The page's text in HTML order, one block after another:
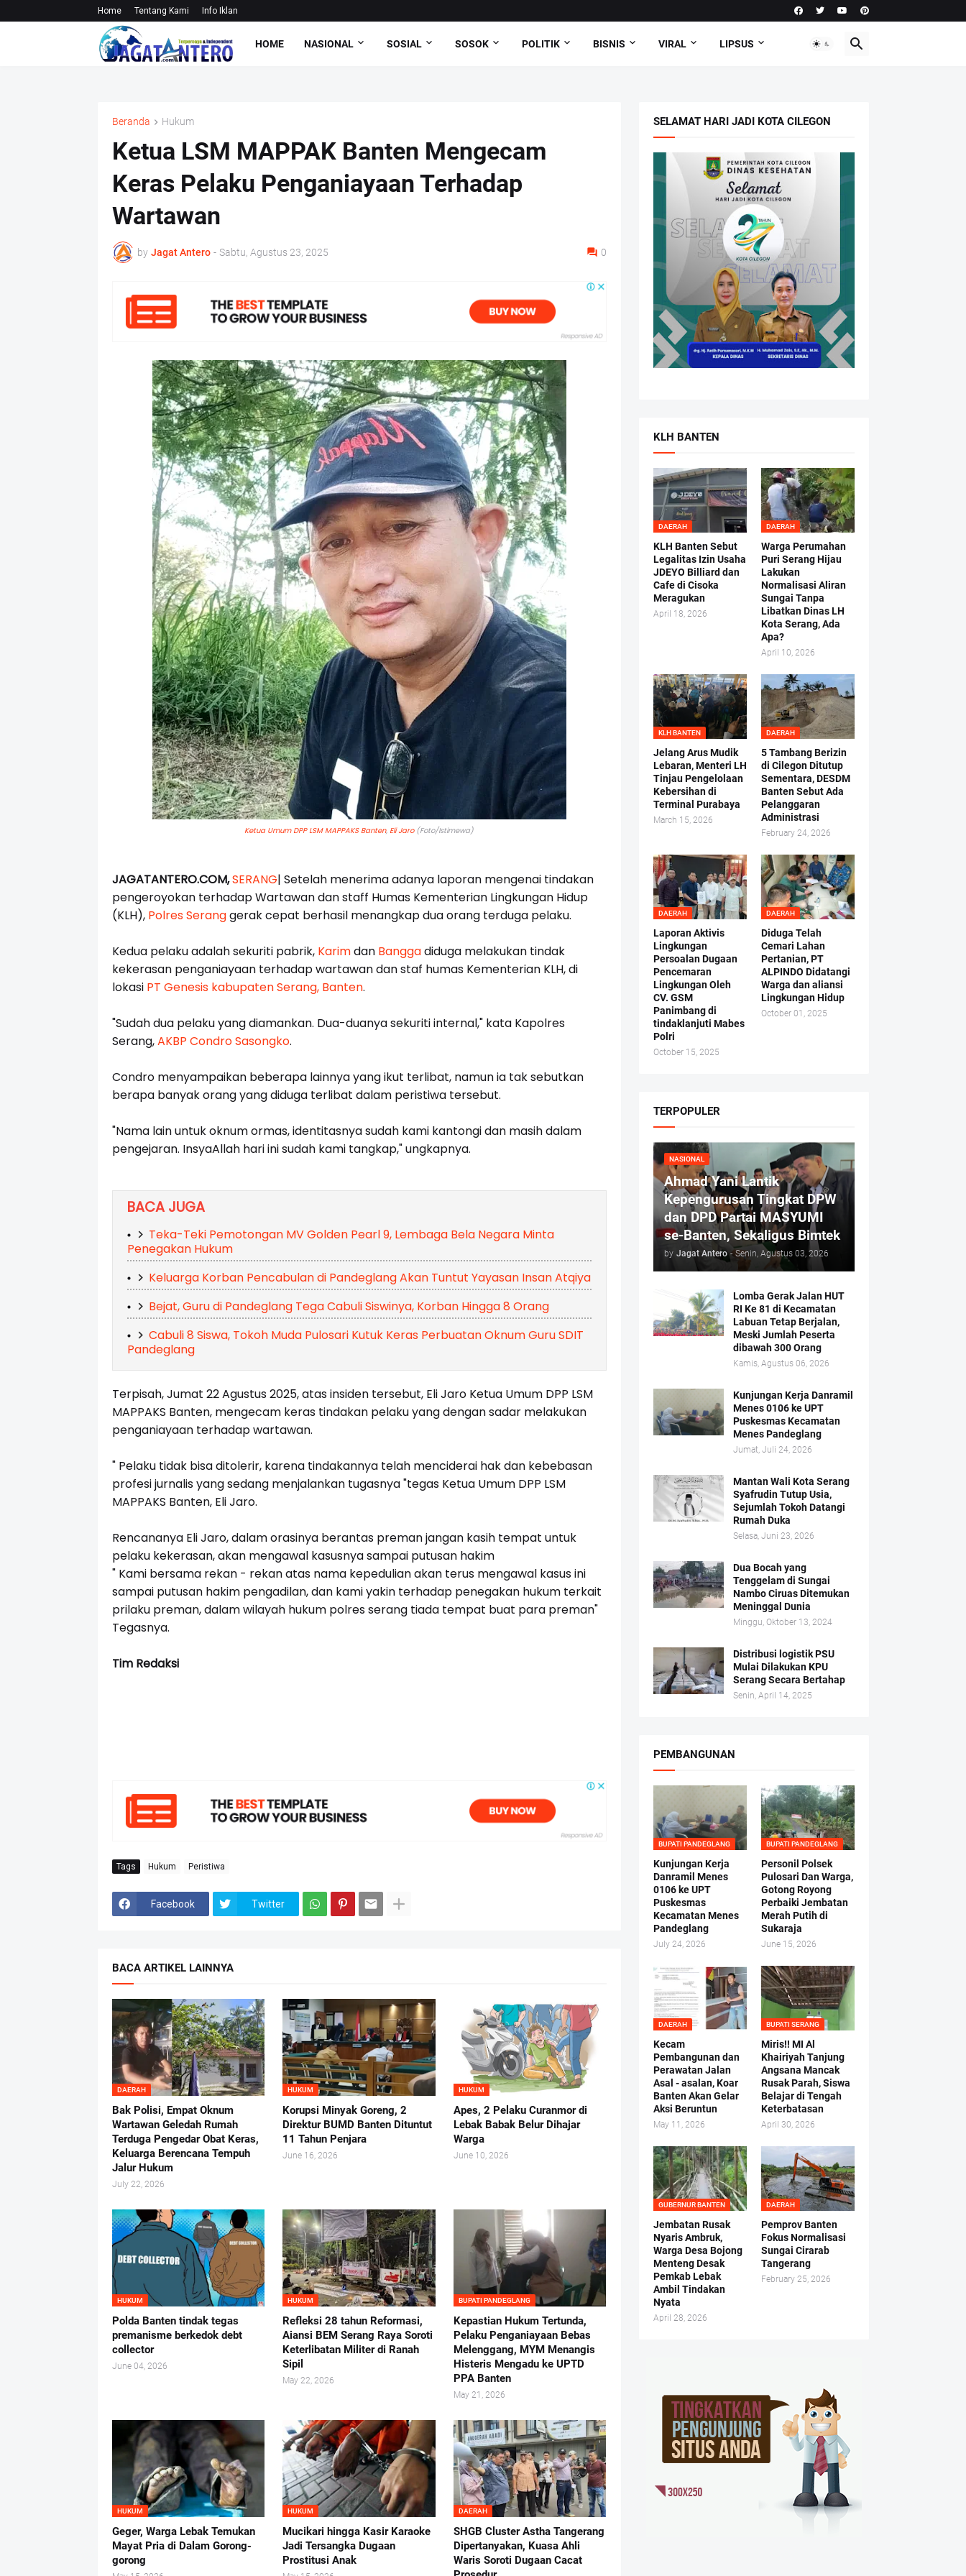
Home Tentang Kami Info Iklan
HOME NASIONAL SOSIAL SOSOK POLITIK BISNIS VIRAL LIPSUS
Beranda Hukum
Ketua LSM MAPPAK Banten Mengecam
Keras Pelaku Penganiayaan Terhadap
Wartawan
by Jagat Antero - Sabtu, Agustus 23, 2025 0
Ketua Umum DPP LSM MAPPAKS Banten, Eli Jaro(Foto/Istimewa)
JAGATANTERO.COM,SERANG| Setelah menerima adanya laporan mengenai tindakan
pengeroyokan terhadap Wartawan dan staff Humas Kementerian Lingkungan Hidup
(KLH), Polres Seranggerak cepat berhasil menangkap dua orang terduga pelaku.
Kedua pelaku adalah sekuriti pabrik, Karimdan Banggadiduga melakukan tindak
kekerasan penganiayaan terhadap wartawan dan staf humas Kementerian KLH, di
lokasi PT Genesis kabupaten Serang, Banten.
"Sudah dua pelaku yang diamankan. Dua-duanya sekuriti internal," kata Kapolres
Serang,AKBP Condro Sasongko.
Condro menyampaikan beberapa lainnya yang ikut terlibat, namun ia tak sebutkan
berapa banyak orang yang diduga terlibat dalam peristiwa tersebut.
"Nama lain untuk oknum ormas, identitasnya sudah kami kantongi dan masih dalam
pengejaran. InsyaAllah hari ini sudah kami tangkap," ungkapnya.
BACA JUGA
Teka-Teki Pemotongan MV Golden Pearl 9, Lembaga Bela Negara Minta
Penegakan Hukum
Keluarga Korban Pencabulan di Pandeglang Akan Tuntut Yayasan Insan Atqiya
Bejat, Guru di Pandeglang Tega Cabuli Siswinya, Korban Hingga 8 Orang
Cabuli 8 Siswa, Tokoh Muda Pulosari Kutuk Keras Perbuatan Oknum Guru SDIT
Pandeglang
Terpisah, Jumat 22 Agustus 2025, atas insiden tersebut, Eli Jaro Ketua Umum DPP LSM
MAPPAKS Banten, mengecam keras tindakan pelaku yang dengan sadar melakukan
penganiayaan terhadap wartawan.
" Pelaku tidak bisa ditolerir, karena tindakannya telah menciderai hak dan kebebasan
profesi jurnalis yang sedang menjalankan tugasnya "tegas Ketua Umum DPP LSM
MAPPAKS Banten, Eli Jaro.
Rencananya Eli Jaro, dalam orasinya berantas preman jangan kasih tempat untuk
pelaku kekerasan, akan mengawal kasusnya sampai putusan hakim
" Kami bersama rekan - rekan atas nama kepedulian akan terus mengawal kasus ini
sampai putusan hakim pengadilan, dan kami yakin terhadap penegakan hukum terkait
prilaku preman, dalam wilayah hukum polres serang tiada tempat buat para preman"
Tegasnya.
Tim Redaksi
Tags Hukum Peristiwa
Facebook Twitter
BACA ARTIKEL LAINNYA
DAERAH
Bak Polisi, Empat Oknum
Wartawan Geledah Rumah
Terduga Pengedar Obat Keras,
Keluarga Berencana Tempuh
Jalur Hukum
July 22, 2026
HUKUM
Korupsi Minyak Goreng, 2
Direktur BUMD Banten Dituntut
11 Tahun Penjara
June 16, 2026
HUKUM
Apes, 2 Pelaku Curanmor di
Lebak Babak Belur Dihajar
Warga
June 10, 2026
HUKUM
Polda Banten tindak tegas
premanisme berkedok debt
collector
June 04, 2026
HUKUM
Refleksi 28 tahun Reformasi,
Aiansi BEM Serang Raya Soroti
Keterlibatan Militer di Ranah
Sipil
May 22, 2026
BUPATI PANDEGLANG
Kepastian Hukum Tertunda,
Pelaku Penganiayaan Bebas
Melenggang, MYM Menangis
Histeris Mengadu ke UPTD
PPA Banten
May 21, 2026
HUKUM
Geger, Warga Lebak Temukan
Mayat Pria di Dalam Gorong-
gorong
HUKUM
Mucikari hingga Kasir Karaoke
Jadi Tersangka Dugaan
Prostitusi Anak
DAERAH
SHGB Cluster Astha Tangerang
Dipertanyakan, Kuasa Ahli
Waris Soroti Dugaan Cacat
SELAMAT HARI JADI KOTA CILEGON
KLH BANTEN
DAERAH
KLH Banten Sebut
Legalitas Izin Usaha
JDEYO Billiard dan
Cafe di Cisoka
Meragukan
April 18, 2026
DAERAH
Warga Perumahan
Puri Serang Hijau
Lakukan
Normalisasi Aliran
Sungai Tanpa
Libatkan Dinas LH
Kota Serang, Ada
Apa?
April 10, 2026
KLH BANTEN
Jelang Arus Mudik
Lebaran, Menteri LH
Tinjau Pengelolaan
Kebersihan di
Terminal Purabaya
March 15, 2026
DAERAH
5 Tambang Berizin
di Cilegon Ditutup
Sementara, DESDM
Banten Sebut Ada
Pelanggaran
Administrasi
February 24, 2026
DAERAH
Laporan Aktivis
Lingkungan
Persoalan Dugaan
Pencemaran
Lingkungan Oleh
CV. GSM
Panimbang di
tindaklanjuti Mabes
Polri
October 15, 2025
DAERAH
Diduga Telah
Cemari Lahan
Pertanian, PT
ALPINDO Didatangi
Warga dan aliansi
Lingkungan Hidup
October 01, 2025
TERPOPULER
NASIONAL
Ahmad Yani Lantik
Kepengurusan Tingkat DPW
dan DPD Partai MASYUMI
se-Banten, Sekaligus Bimtek
by Jagat Antero - Senin, Agustus 03, 2026
Lomba Gerak Jalan HUT
RI Ke 81 di Kecamatan
Labuan Tetap Berjalan,
Meski Jumlah Peserta
dibawah 300 Orang
Kamis, Agustus 06, 2026
Kunjungan Kerja Danramil
Menes 0106 ke UPT
Puskesmas Kecamatan
Menes Pandeglang
Jumat, Juli 24, 2026
Mantan Wali Kota Serang
Syafrudin Tutup Usia,
Sejumlah Tokoh Datangi
Rumah Duka
Selasa, Juni 23, 2026
Dua Bocah yang
Tenggelam di Sungai
Nambo Ciruas Ditemukan
Meninggal Dunia
Minggu, Oktober 13, 2024
Distribusi logistik PSU
Mulai Dilakukan KPU
Serang Secara Bertahap
Senin, April 14, 2025
PEMBANGUNAN
BUPATI PANDEGLANG
Kunjungan Kerja
Danramil Menes
0106 ke UPT
Puskesmas
Kecamatan Menes
Pandeglang
July 24, 2026
BUPATI PANDEGLANG
Personil Polsek
Pulosari Dan Warga,
Gotong Royong
Perbaiki Jembatan
Merah Putih di
Sukaraja
June 15, 2026
DAERAH
Kecam
Pembangunan dan
Perawatan Jalan
Asal - asalan, Koar
Banten Akan Gelar
Aksi Beruntun
May 11, 2026
BUPATI SERANG
Miris!! MI Al
Khairiyah Tanjung
Angsana Mancak
Rusak Parah, Siswa
Belajar di Tengah
Keterbatasan
April 30, 2026
GUBERNUR BANTEN
Jembatan Rusak
Nyaris Ambruk,
Warga Desa Bojong
Menteng Desak
Pemkab Lebak
Ambil Tindakan
Nyata
April 28, 2026
DAERAH
Pemprov Banten
Fokus Normalisasi
Sungai Cirarab
Tangerang
February 25, 2026